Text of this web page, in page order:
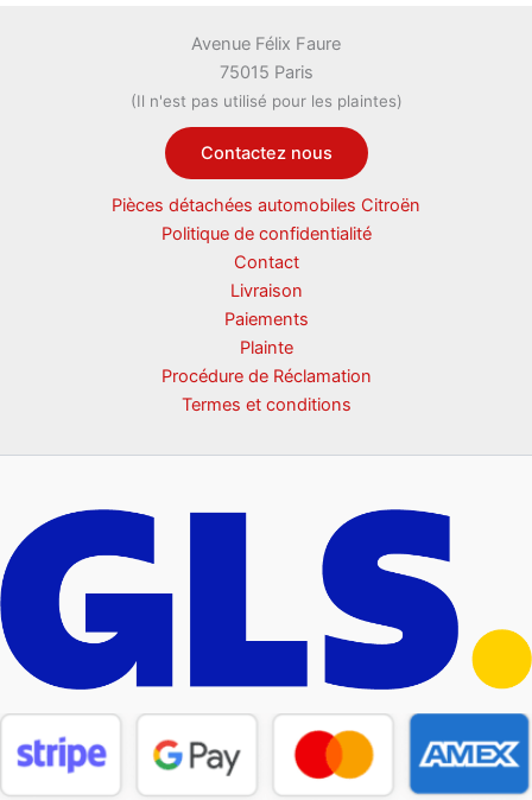
Avenue Félix Faure
75015 Paris
(Il n'est pas utilisé pour les plaintes)
Contactez nous
Pièces détachées automobiles Citroën
Politique de confidentialité
Contact
Livraison
Paiements
Plainte
Procédure de Réclamation
Termes et conditions